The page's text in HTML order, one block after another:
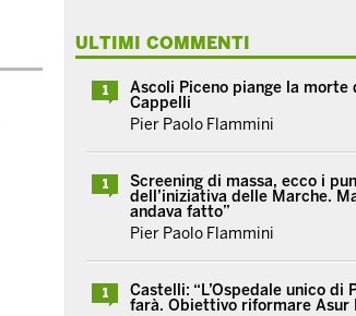
ULTIMI COMMENTI
1
Ascoli Piceno piange la morte
Cappelli
Pier Paolo Flammini
1
Screening di massa, ecco i
dell’iniziativa delle Marche.
andava fatto”
Pier Paolo Flammini
1
Castelli: “L’Ospedale unico di
farà. Obiettivo riformare Asur